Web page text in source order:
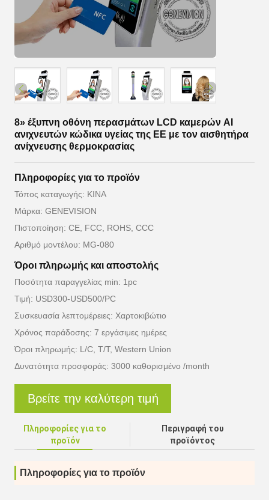
8» έξυπνη οθόνη περασμάτων LCD καμερών AI
ανιχνευτών κώδικα υγείας της ΕΕ με τον αισθητήρα
ανίχνευσης θερμοκρασίας
Πληροφορίες για το προϊόν
Τόπος καταγωγής: ΚΙΝΑ
Μάρκα: GENEVISION
Πιστοποίηση: CE, FCC, ROHS, CCC
Αριθμό μοντέλου: MG-080
Όροι πληρωμής και αποστολής
Ποσότητα παραγγελίας min: 1pc
Τιμή: USD300-USD500/PC
Συσκευασία λεπτομέρειες: Χαρτοκιβώτιο
Χρόνος παράδοσης: 7 εργάσιμες ημέρες
Όροι πληρωμής: L/C, T/T, Western Union
Δυνατότητα προσφοράς: 3000 καθορισμένο /month
Βρείτε την καλύτερη τιμή
Πληροφορίες για το
προϊόν
Περιγραφή του
προϊόντος
Πληροφορίες για το προϊόν